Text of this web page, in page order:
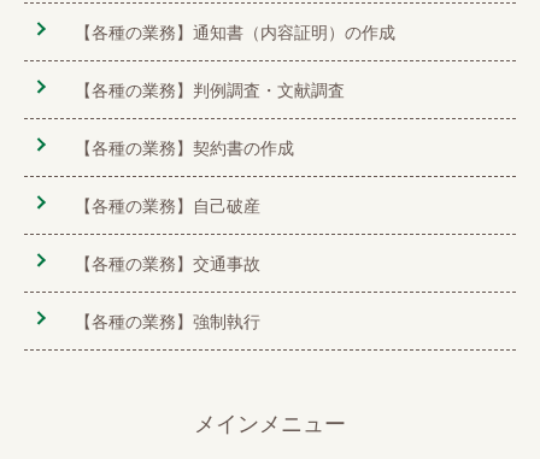
【各種の業務】通知書（内容証明）の作成
【各種の業務】判例調査・文献調査
【各種の業務】契約書の作成
【各種の業務】自己破産
【各種の業務】交通事故
【各種の業務】強制執行
メインメニュー